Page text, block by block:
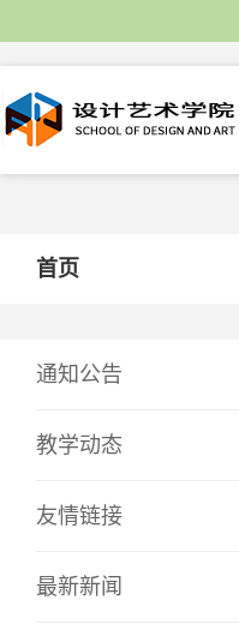
首页
通知公告
教学动态
友情链接
最新新闻